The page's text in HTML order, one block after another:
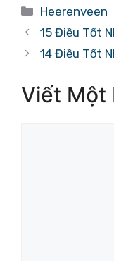
Danh
mục
Heerenveen
15 Điều Tốt
14 Điều Tốt
Viết Một